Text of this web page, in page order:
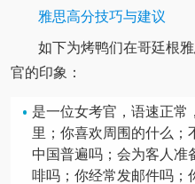
雅思高分技巧与建议
如下为烤鸭们在哥廷根
官的印象：
是一位女考官，语速正常
里；你喜欢周围的什么；
中国普遍吗；会为客人准
啡吗；你经常发邮件吗；